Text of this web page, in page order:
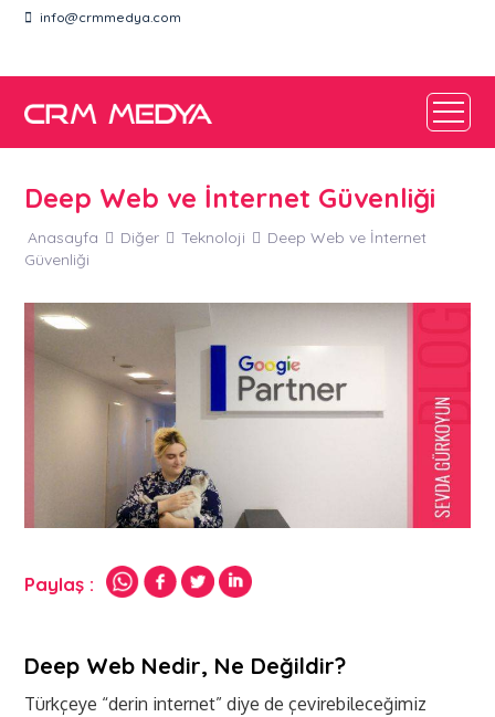
info@crmmedya.com
Deep Web ve İnternet Güvenliği
Anasayfa Diğer Teknoloji
Deep Web ve İnternet
Güvenliği
Paylaş :
Deep Web Nedir, Ne Değildir?
Türkçeye “derin internet” diye de çevirebileceğimiz